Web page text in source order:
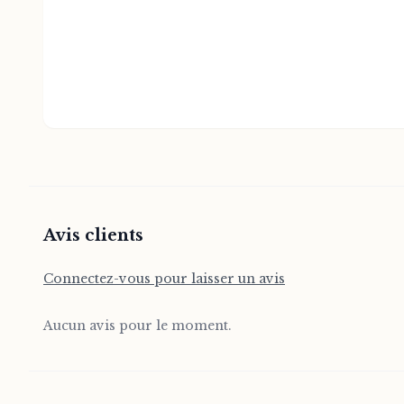
Avis clients
Connectez-vous pour laisser un avis
Aucun avis pour le moment.